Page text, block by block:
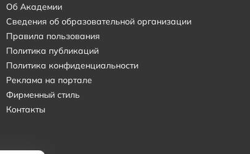
Об Академии
Сведения об образовательной организации
Правила пользования
Политика публикаций
Политика конфиденциальности
Реклама на портале
Фирменный стиль
Контакты